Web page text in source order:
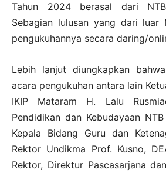
Tahun 2024 berasal dari
Sebagian lulusan yang dari luar
pengukuhannya secara daring/
Lebih lanjut diungkapkan
acara pengukuhan antara lain
IKIP Mataram H. Lalu
Pendidikan dan Kebudayaan
Kepala Bidang Guru dan
Rektor Undikma Prof. Kusno,
Rektor, Direktur Pascasarjana